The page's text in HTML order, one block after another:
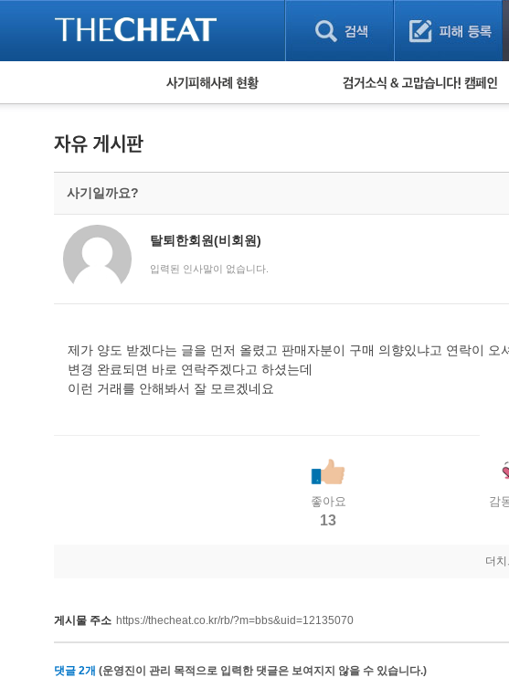
피해사례 현황
유해사이트 목록
비공개 피해사례
워킹홀리데이 피해사례
검거 소식
사기일까요?
탈퇴한회원(비회원)
입력된 인사말이 없습니다.
제가 양도 받겠다는 글을 먼저 올렸고 판매자분이 구매 의향있냐고 연락이
변경 완료되면 바로 연락주겠다고 하셨는데
이런 거래를 안해봐서 잘 모르겠네요
좋아요
13
감
더
게시물 주소 https://thecheat.co.kr/rb/?m=bbs&uid=12135070
댓글 2개 (운영진이 관리 목적으로 입력한 댓글은 보여지지 않을 수 있습니다.)